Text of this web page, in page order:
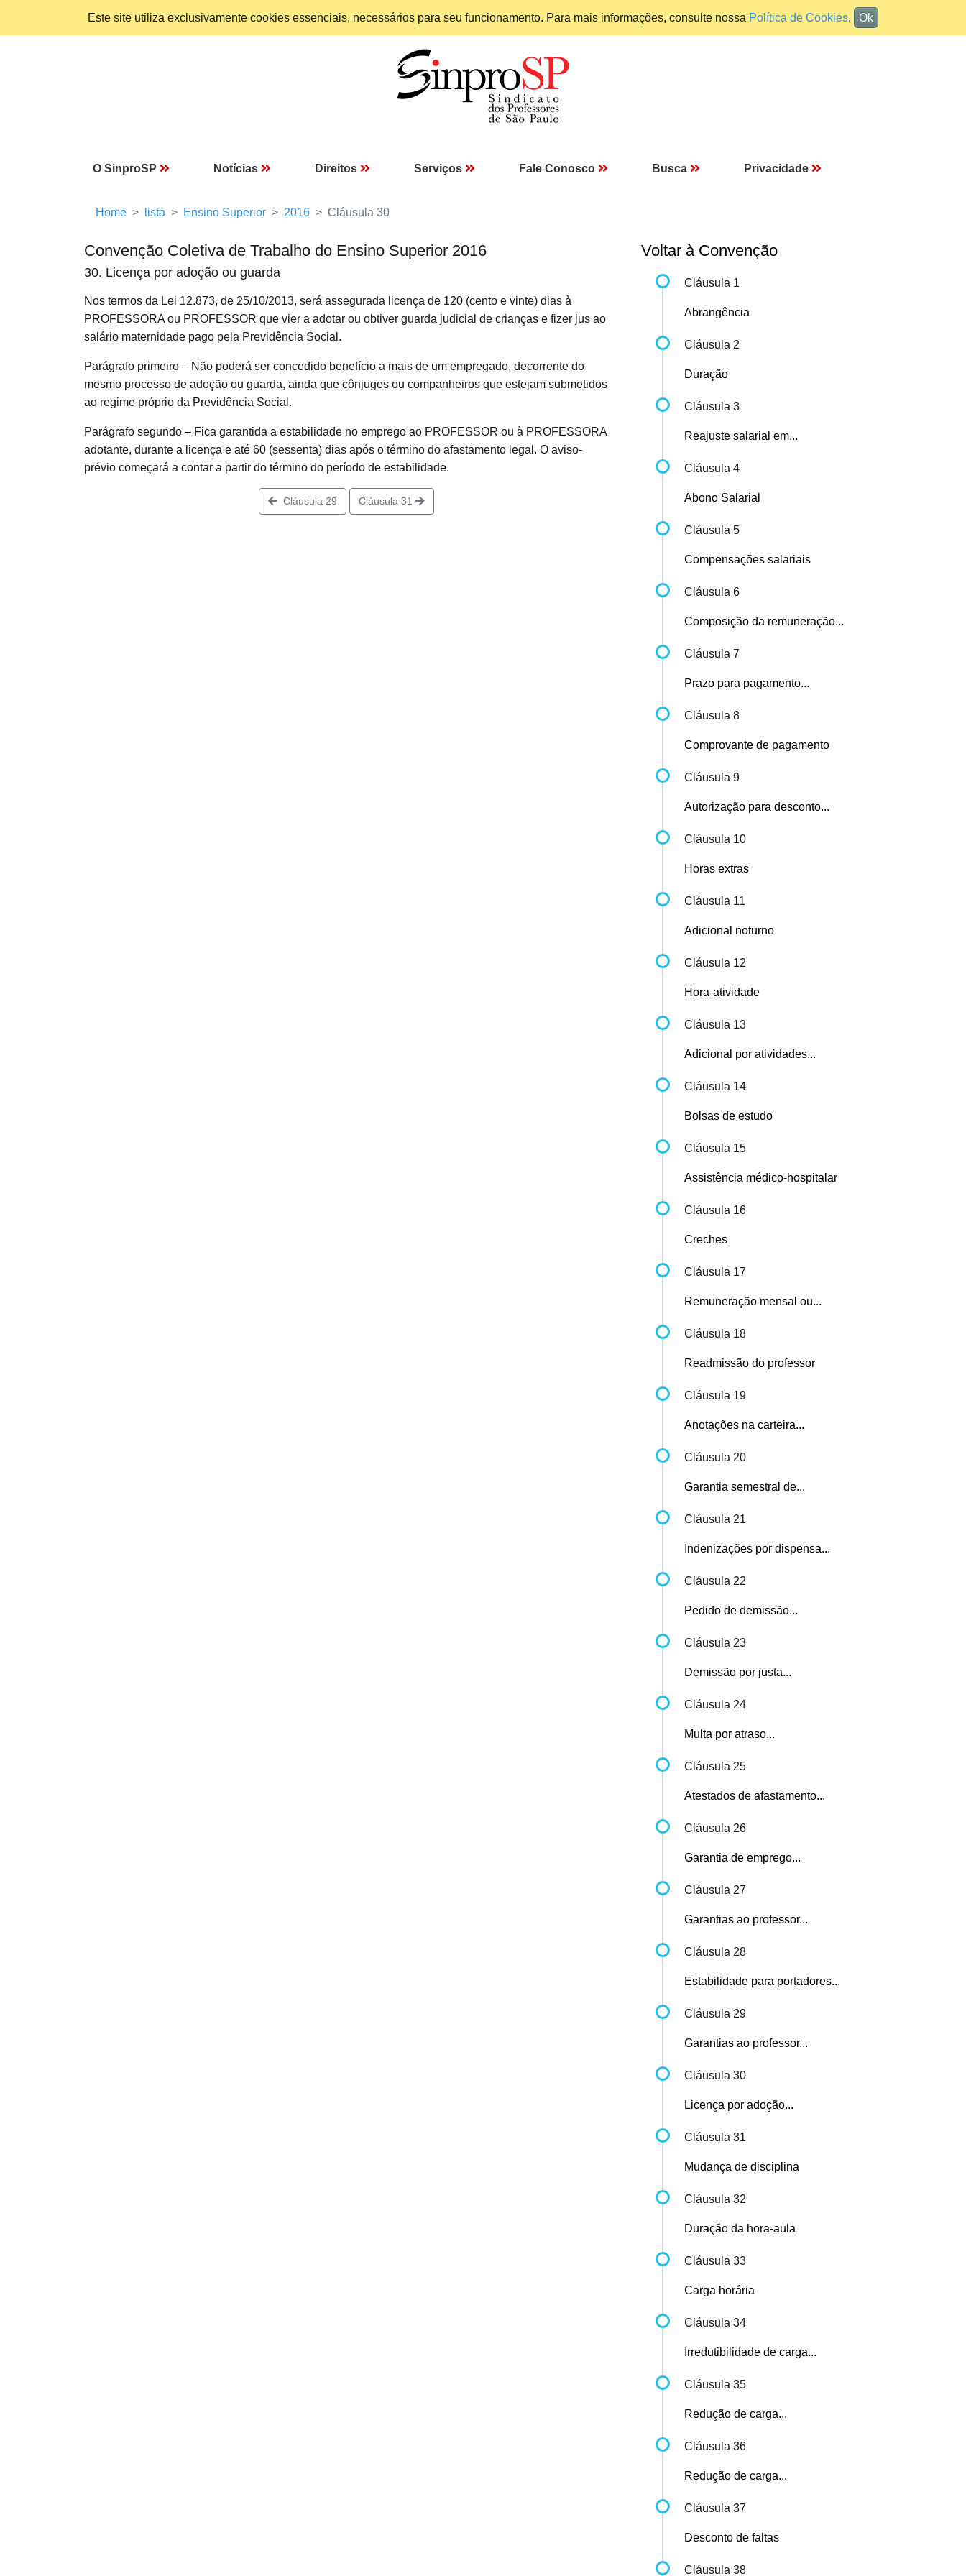
Este site utiliza exclusivamente cookies essenciais, necessários para seu funcionamento. Para mais informações, consulte nossa Política de Cookies. Ok
O SinproSP Notícias Direitos Serviços Fale Conosco Busca Privacidade
Home lista Ensino Superior 2016 Cláusula 30
Convenção Coletiva de Trabalho do Ensino Superior 2016
30. Licença por adoção ou guarda
Nos termos da Lei 12.873, de 25/10/2013, será assegurada licença de 120 (cento e vinte) dias à
PROFESSORA ou PROFESSOR que vier a adotar ou obtiver guarda judicial de crianças e fizer jus ao
salário maternidade pago pela Previdência Social.
Parágrafo primeiro – Não poderá ser concedido benefício a mais de um empregado, decorrente do
mesmo processo de adoção ou guarda, ainda que cônjuges ou companheiros que estejam submetidos
ao regime próprio da Previdência Social.
Parágrafo segundo – Fica garantida a estabilidade no emprego ao PROFESSOR ou à PROFESSORA
adotante, durante a licença e até 60 (sessenta) dias após o término do afastamento legal. O aviso-
prévio começará a contar a partir do término do período de estabilidade.
Cláusula 29 Cláusula 31
Voltar à Convenção
Cláusula 1
Abrangência
Cláusula 2
Duração
Cláusula 3
Reajuste salarial em...
Cláusula 4
Abono Salarial
Cláusula 5
Compensações salariais
Cláusula 6
Composição da remuneração...
Cláusula 7
Prazo para pagamento...
Cláusula 8
Comprovante de pagamento
Cláusula 9
Autorização para desconto...
Cláusula 10
Horas extras
Cláusula 11
Adicional noturno
Cláusula 12
Hora-atividade
Cláusula 13
Adicional por atividades...
Cláusula 14
Bolsas de estudo
Cláusula 15
Assistência médico-hospitalar
Cláusula 16
Creches
Cláusula 17
Remuneração mensal ou...
Cláusula 18
Readmissão do professor
Cláusula 19
Anotações na carteira...
Cláusula 20
Garantia semestral de...
Cláusula 21
Indenizações por dispensa...
Cláusula 22
Pedido de demissão...
Cláusula 23
Demissão por justa...
Cláusula 24
Multa por atraso...
Cláusula 25
Atestados de afastamento...
Cláusula 26
Garantia de emprego...
Cláusula 27
Garantias ao professor...
Cláusula 28
Estabilidade para portadores...
Cláusula 29
Garantias ao professor...
Cláusula 30
Licença por adoção...
Cláusula 31
Mudança de disciplina
Cláusula 32
Duração da hora-aula
Cláusula 33
Carga horária
Cláusula 34
Irredutibilidade de carga...
Cláusula 35
Redução de carga...
Cláusula 36
Redução de carga...
Cláusula 37
Desconto de faltas
Cláusula 38